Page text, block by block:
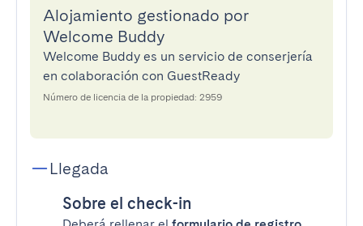
Alojamiento gestionado por
Welcome Buddy
Welcome Buddy es un servicio de conserjería
en colaboración con GuestReady
Número de licencia de la propiedad: 2959
Llegada
Sobre el check-in